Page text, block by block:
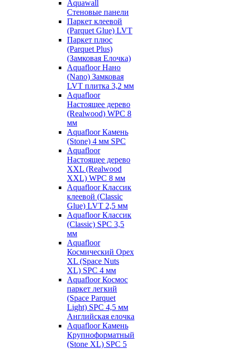
Aquawall
Стеновые панели
Паркет клеевой
(Parquet Glue) LVT
Паркет плюс
(Parquet Plus)
(Замковая Елочка)
Aquafloor Нано
(Nano) Замковая
LVT плитка 3,2 мм
Aquafloor
Настоящее дерево
(Realwood) WPC 8
мм
Aquafloor Камень
(Stone) 4 мм SPC
Aquafloor
Настоящее дерево
XXL (Realwood
XXL) WPC 8 мм
Aquafloor Классик
клеевой (Classic
Glue) LVT 2,5 мм
Aquafloor Классик
(Classic) SPC 3,5
мм
Aquafloor
Космический Орех
XL (Space Nuts
XL) SPC 4 мм
Aquafloor Космос
паркет легкий
(Space Parquet
Light) SPC 4,5 мм
Английская елочка
Aquafloor Камень
Крупноформатный
(Stone XL) SPC 5